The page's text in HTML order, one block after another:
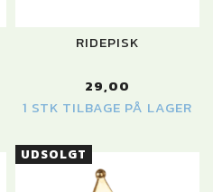
RIDEPISK
29,00
1 STK TILBAGE PÅ LAGER
UDSOLGT